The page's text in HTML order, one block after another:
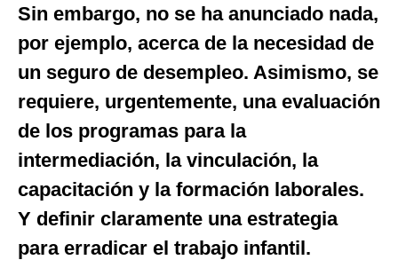
Sin embargo, no se ha anunciado nada,
por ejemplo, acerca de la necesidad de
un seguro de desempleo. Asimismo, se
requiere, urgentemente, una evaluación
de los programas para la
intermediación, la vinculación, la
capacitación y la formación laborales.
Y definir claramente una estrategia
para erradicar el trabajo infantil.